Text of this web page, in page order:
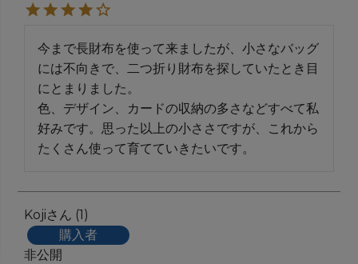
今まで長財布を使って来ましたが、小さなバッグ
には不向きで、二つ折り財布を探していたとき目
にとまりました。
色、デザイン、カードの収納の多さなどすべて私
好みです。思った以上の小ささですが、これから
たくさん使って育てていきたいです。
Koji
1
購入者
非公開